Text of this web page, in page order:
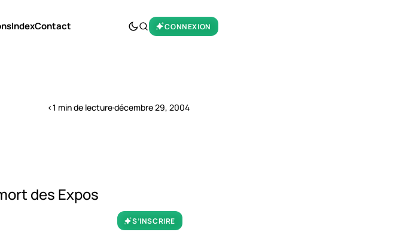
IndexContact CONNEXION
<1 min de lecture·décembre 29, 2004
des Expos
S’INSCRIRE